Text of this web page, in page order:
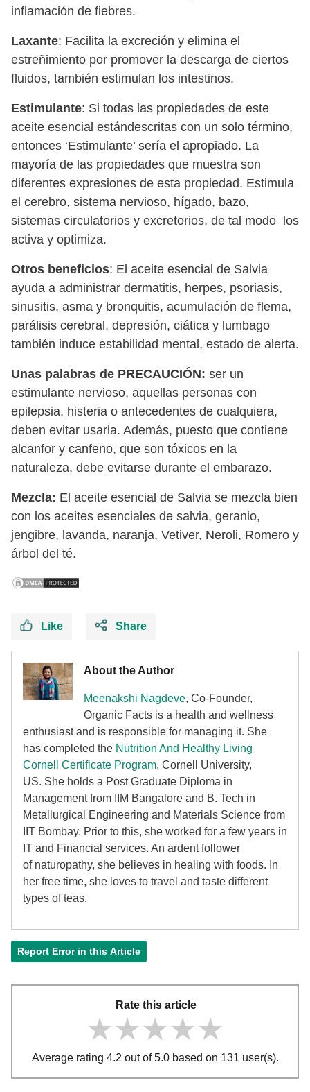
inflamación de fiebres.
Laxante: Facilita la excreción y elimina el
estreñimiento por promover la descarga de ciertos
fluidos, también estimulan los intestinos.
Estimulante: Si todas las propiedades de este
aceite esencial estándescritas con un solo término,
entonces ‘Estimulante’ sería el apropiado. La
mayoría de las propiedades que muestra son
diferentes expresiones de esta propiedad. Estimula
el cerebro, sistema nervioso, hígado, bazo,
sistemas circulatorios y excretorios, de tal modo los
activa y optimiza.
Otros beneficios: El aceite esencial de Salvia
ayuda a administrar dermatitis, herpes, psoriasis,
sinusitis, asma y bronquitis, acumulación de flema,
parálisis cerebral, depresión, ciática y lumbago
también induce estabilidad mental, estado de alerta.
Unas palabras de PRECAUCIÓN: ser un
estimulante nervioso, aquellas personas con
epilepsia, histeria o antecedentes de cualquiera,
deben evitar usarla. Además, puesto que contiene
alcanfor y canfeno, que son tóxicos en la
naturaleza, debe evitarse durante el embarazo.
Mezcla: El aceite esencial de Salvia se mezcla bien
con los aceites esenciales de salvia, geranio,
jengibre, lavanda, naranja, Vetiver, Neroli, Romero y
árbol del té.
Like Share
About the Author
Meenakshi Nagdeve, Co-Founder,
Organic Facts is a health and wellness
enthusiast and is responsible for managing it. She
has completed the Nutrition And Healthy Living
Cornell Certificate Program, Cornell University,
US. She holds a Post Graduate Diploma in
Management from IIM Bangalore and B. Tech in
Metallurgical Engineering and Materials Science from
IIT Bombay. Prior to this, she worked for a few years in
IT and Financial services. An ardent follower
of naturopathy, she believes in healing with foods. In
her free time, she loves to travel and taste different
types of teas.
Report Error in this Article
Rate this article
★★★★★
★★★★★
★★★★★
Average rating 4.2 out of 5.0 based on 131 user(s).